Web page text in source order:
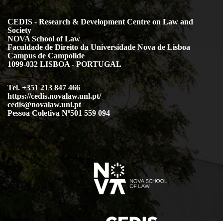
CEDIS - Research & Development Centre on Law and
Society
NOVA School of Law
Faculdade de Direito da Universidade Nova de Lisboa
Campus de Campolide
1099-032 LISBOA - PORTUGAL
Tel. +351 213 847 466
https://cedis.novalaw.unl.pt/
cedis@novalaw.unl.pt
Pessoa Coletiva Nº501 559 094